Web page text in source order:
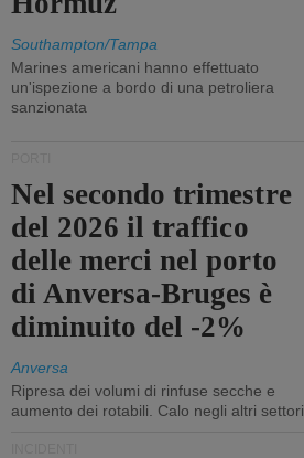
Southampton/Tampa
Marines americani hanno effettuato
un'ispezione a bordo di una petroliera
sanzionata
Nel secondo trimestre
del 2026 il traffico
delle merci nel porto
di Anversa-Bruges è
diminuito del -2%
Anversa
Ripresa dei volumi di rinfuse secche e
aumento dei rotabili. Calo negli altri settori